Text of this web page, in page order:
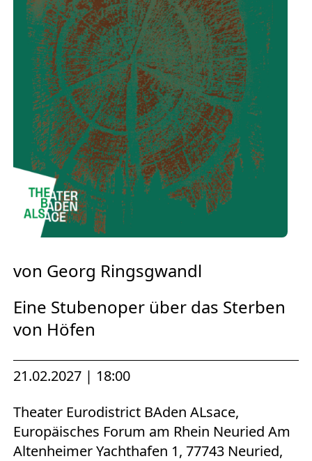
Europäischen Forum am Rhein
Förderer und Partner Theater BAden
ALsace
Services
von Georg Ringsgwandl
Eine Stubenoper über das Sterben
von Höfen
21.02.2027 | 18:00
Theater Eurodistrict BAden ALsace,
Europäisches Forum am Rhein Neuried Am
Altenheimer Yachthafen 1, 77743 Neuried,